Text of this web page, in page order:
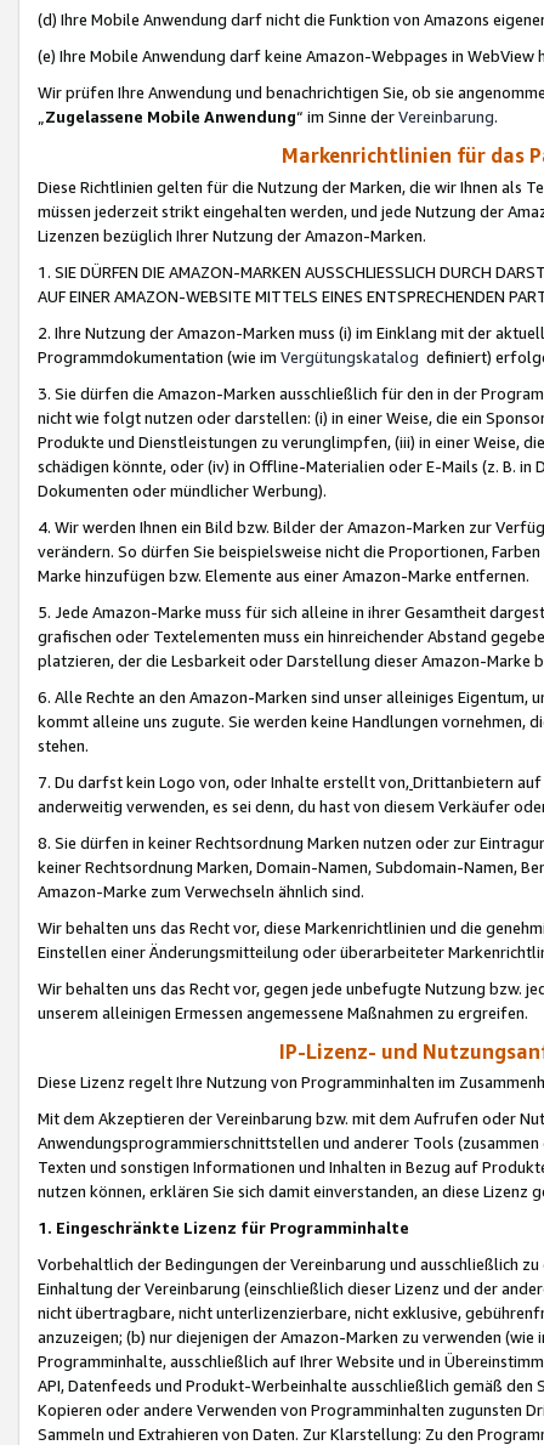
(d) Ihre Mobile Anwendung darf nicht die Funktion von Amazons
(e) Ihre Mobile Anwendung darf keine Amazon-Webpages in WebView
Wir prüfen Ihre Anwendung und benachrichtigen Sie, ob sie
„Zugelassene Mobile Anwendung“ im Sinne derVereinbarung.
Markenrichtlinien für das
Diese Richtlinien gelten für die Nutzung der Marken, die wir Ihnen als
müssen jederzeit strikt eingehalten werden, und jede Nutzung der
Lizenzen bezüglich Ihrer Nutzung der Amazon-Marken.
1. SIE DÜRFEN DIE AMAZON-MARKEN AUSSCHLIESSLICH DURCH
AUF EINER AMAZON-WEBSITE MITTELS EINES ENTSPRECHENDEN
2. Ihre Nutzung der Amazon-Marken muss (i) im Einklang mit der
Programmdokumentation (wie im Vergütungskatalog definiert)
3. Sie dürfen die Amazon-Marken ausschließlich für den in der
nicht wie folgt nutzen oder darstellen: (i) in einer Weise, die ein
Produkte und Dienstleistungen zu verunglimpfen, (iii) in einer Weise,
schädigen könnte, oder (iv) in Offline-Materialien oder E-Mails (z. B. in
Dokumenten oder mündlicher Werbung).
4. Wir werden Ihnen ein Bild bzw. Bilder der Amazon-Marken zur
verändern. So dürfen Sie beispielsweise nicht die Proportionen,
Marke hinzufügen bzw. Elemente aus einer Amazon-Marke entfernen.
5. Jede Amazon-Marke muss für sich alleine in ihrer Gesamtheit
grafischen oder Textelementen muss ein hinreichender Abstand
platzieren, der die Lesbarkeit oder Darstellung dieser Amazon-Marke
6. Alle Rechte an den Amazon-Marken sind unser alleiniges
kommt alleine uns zugute. Sie werden keine Handlungen vornehmen,
stehen.
7. Du darfst kein Logo von, oder Inhalte erstellt von,Drittanbietern auf
anderweitig verwenden, es sei denn, du hast von diesem Verkäufer
8. Sie dürfen in keiner Rechtsordnung Marken nutzen oder zur
keiner Rechtsordnung Marken, Domain-Namen, Subdomain-Namen,
Amazon-Marke zum Verwechseln ähnlich sind.
Wir behalten uns das Recht vor, diese Markenrichtlinien und die
Einstellen einer Änderungsmitteilung oder überarbeiteter
Wir behalten uns das Recht vor, gegen jede unbefugte Nutzung bzw.
unserem alleinigen Ermessen angemessene Maßnahmen zu ergreifen.
IP-Lizenz- und
Diese Lizenz regelt Ihre Nutzung von Programminhalten im
Mit dem Akzeptieren der Vereinbarung bzw. mit dem Aufrufen oder
Anwendungsprogrammierschnittstellen und anderer Tools (zusammen
Texten und sonstigen Informationen und Inhalten in Bezug auf
nutzen können, erklären Sie sich damit einverstanden, an diese Lizenz
1. Eingeschränkte Lizenz für Programminhalte
Vorbehaltlich der Bedingungen der Vereinbarung und ausschließlich
Einhaltung der Vereinbarung (einschließlich dieser Lizenz und der
nicht übertragbare, nicht unterlizenzierbare, nicht exklusive,
anzuzeigen; (b) nur diejenigen der Amazon-Marken zu verwenden
Programminhalte, ausschließlich auf Ihrer Website und in
API, Datenfeeds und Produkt-Werbeinhalte ausschließlich gemäß
Kopieren oder andere Verwenden von Programminhalten zugunsten
Sammeln und Extrahieren von Daten. Zur Klarstellung: Zu den